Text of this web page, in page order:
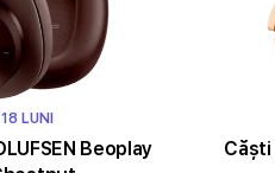
LUNI
Beoplay
Căști